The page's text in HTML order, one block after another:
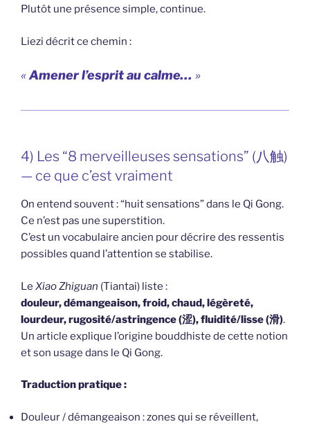
Plutôt une présence simple, continue.
Liezi décrit ce chemin :
«Amener l’esprit au calme… »
4) Les “8 merveilleuses sensations” (八触)
— ce que c’est vraiment
On entend souvent : “huit sensations” dans le Qi Gong.
Ce n’est pas une superstition.
C’est un vocabulaire ancien pour décrire des ressentis
possibles quand l’attention se stabilise.
Le Xiao Zhiguan (Tiantai) liste :
douleur, démangeaison, froid, chaud, légèreté,
lourdeur, rugosité/astringence (涩), fluidité/lisse (滑).
Un article explique l’origine bouddhiste de cette notion
et son usage dans le Qi Gong.
Traduction pratique :
Douleur / démangeaison : zones qui se réveillent,